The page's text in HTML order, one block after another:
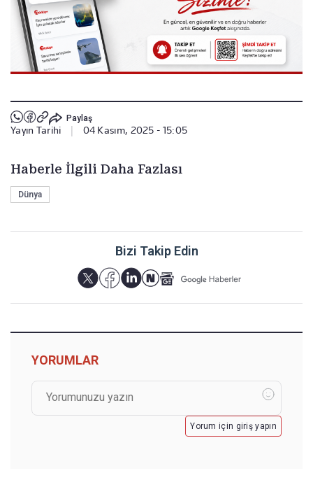
Paylaş
Yayın Tarihi 04 Kasım, 2025 - 15:05
Haberle İlgili Daha Fazlası
Dünya
Bizi Takip Edin
YORUMLAR
Yorum için giriş yapın